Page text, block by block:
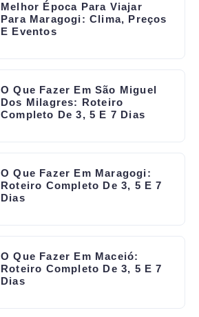
Melhor Época Para Viajar
Para Maragogi: Clima, Preços
E Eventos
O Que Fazer Em São Miguel
Dos Milagres: Roteiro
Completo De 3, 5 E 7 Dias
O Que Fazer Em Maragogi:
Roteiro Completo De 3, 5 E 7
Dias
O Que Fazer Em Maceió:
Roteiro Completo De 3, 5 E 7
Dias